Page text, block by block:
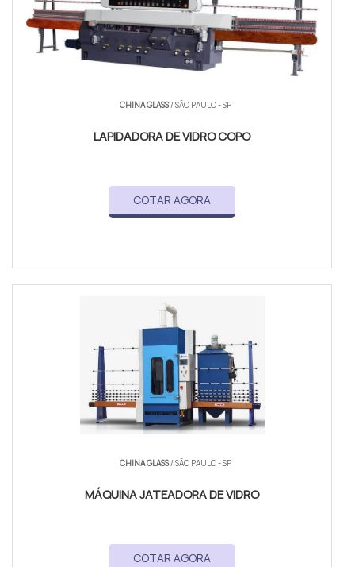
CHINA GLASS/ SÃO PAULO - SP
LAPIDADORA DE VIDRO COPO
COTAR AGORA
CHINA GLASS/ SÃO PAULO - SP
MÁQUINA JATEADORA DE VIDRO
COTAR AGORA